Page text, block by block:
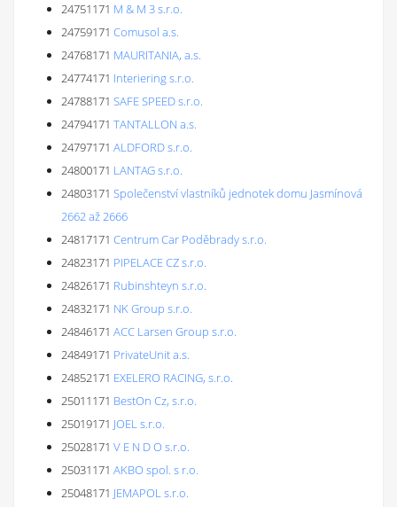
24751171 M & M 3 s.r.o.
24759171 Comusol a.s.
24768171 MAURITANIA, a.s.
24774171 Interiering s.r.o.
24788171 SAFE SPEED s.r.o.
24794171 TANTALLON a.s.
24797171 ALDFORD s.r.o.
24800171 LANTAG s.r.o.
24803171 Společenství vlastníků jednotek domu Jasmínová
2662 až 2666
24817171 Centrum Car Poděbrady s.r.o.
24823171 PIPELACE CZ s.r.o.
24826171 Rubinshteyn s.r.o.
24832171 NK Group s.r.o.
24846171 ACC Larsen Group s.r.o.
24849171 PrivateUnit a.s.
24852171 EXELERO RACING, s.r.o.
25011171 BestOn Cz, s.r.o.
25019171 JOEL s.r.o.
25028171 V E N D O s.r.o.
25031171 AKBO spol. s r.o.
25048171 JEMAPOL s.r.o.